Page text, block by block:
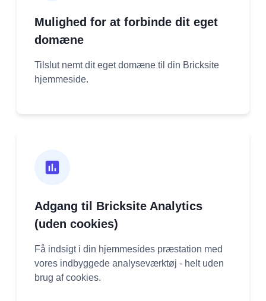
Mulighed for at forbinde dit eget
domæne
Tilslut nemt dit eget domæne til din Bricksite
hjemmeside.
Adgang til Bricksite Analytics
(uden cookies)
Få indsigt i din hjemmesides præstation med
vores indbyggede analyseværktøj - helt uden
brug af cookies.